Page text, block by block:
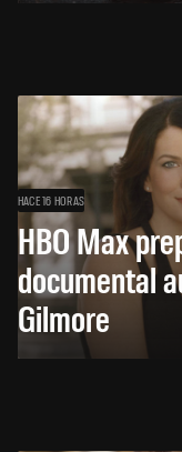
HACE 16 HORAS
HBO Max
documental
Gilmore